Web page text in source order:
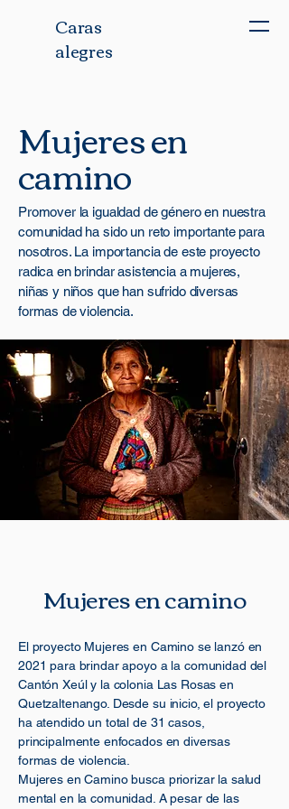
Caras
alegres
Mujeres en
camino
Promover la igualdad de género en nuestra
comunidad ha sido un reto importante para
nosotros. La importancia de este proyecto
radica en brindar asistencia a mujeres,
niñas y niños que han sufrido diversas
formas de violencia.
Mujeres en camino
El proyecto Mujeres en Camino se lanzó en
2021 para brindar apoyo a la comunidad del
Cantón Xeúl y la colonia Las Rosas en
Quetzaltenango. Desde su inicio, el proyecto
ha atendido un total de 31 casos,
principalmente enfocados en diversas
formas de violencia.
Mujeres en Camino busca priorizar la salud
mental en la comunidad. A pesar de las